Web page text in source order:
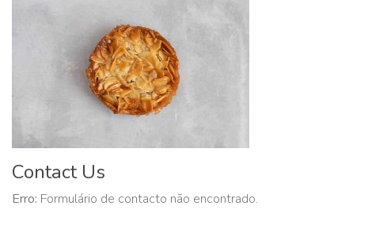
Contact Us
Erro: Formulário de contacto não encontrado.